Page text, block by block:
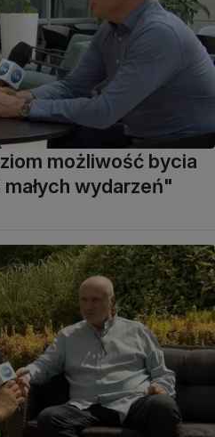
możliwość bycia
wydarzeń"